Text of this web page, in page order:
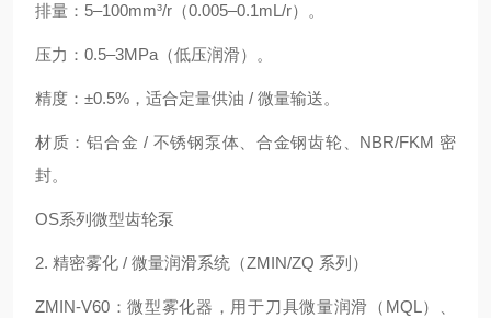
排量：5–100mm³/r（0.005–0.1mL/r）。
压力：0.5–3MPa（低压润滑）。
精度：±0.5%，适合定量供油 / 微量输送。
材质：铝合金 / 不锈钢泵体、合金钢齿轮、NBR/FKM 密
封。
OS系列微型齿轮泵
2. 精密雾化 / 微量润滑系统（ZMIN/ZQ 系列）
ZMIN‑V60：微型雾化器，用于刀具微量润滑（MQL）、